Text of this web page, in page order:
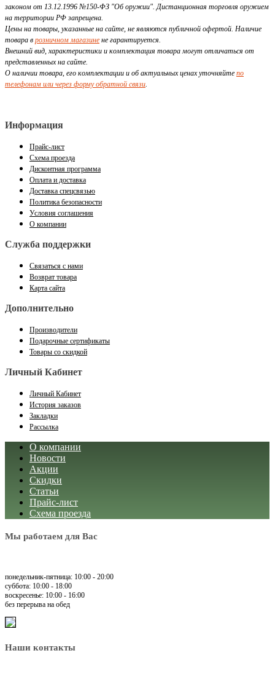
законом от 13.12.1996 №150-ФЗ "Об оружии". Дистанционная торговля оружием
на территории РФ запрещена.
Цены на товары, указанные на сайте, не являются публичной офертой. Наличие
товара в розничном магазине не гарантируется.
Внешний вид, характеристики и комплектация товара могут отличаться от
представленных на сайте.
О наличии товара, его комплектации и об актуальных ценах уточняйте по
телефонам или через форму обратной связи.
Информация
Прайс-лист
Схема проезда
Дисконтная программа
Оплата и доставка
Доставка спецсвязью
Политика безопасности
Условия соглашения
О компании
Служба поддержки
Связаться с нами
Возврат товара
Карта сайта
Дополнительно
Производители
Подарочные сертификаты
Товары со скидкой
Личный Кабинет
Личный Кабинет
История заказов
Закладки
Рассылка
О компании
Новости
Акции
Скидки
Статьи
Прайс-лист
Схема проезда
Мы работаем для Вас
понедельник-пятница: 10:00 - 20:00
суббота: 10:00 - 18:00
воскресенье: 10:00 - 16:00
без перерыва на обед
Наши контакты